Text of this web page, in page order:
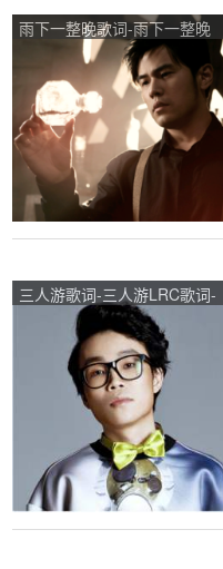
雨下一整晚歌词-雨下一整晚
LRC歌词-周杰伦
三人游歌词-三人游LRC歌词-